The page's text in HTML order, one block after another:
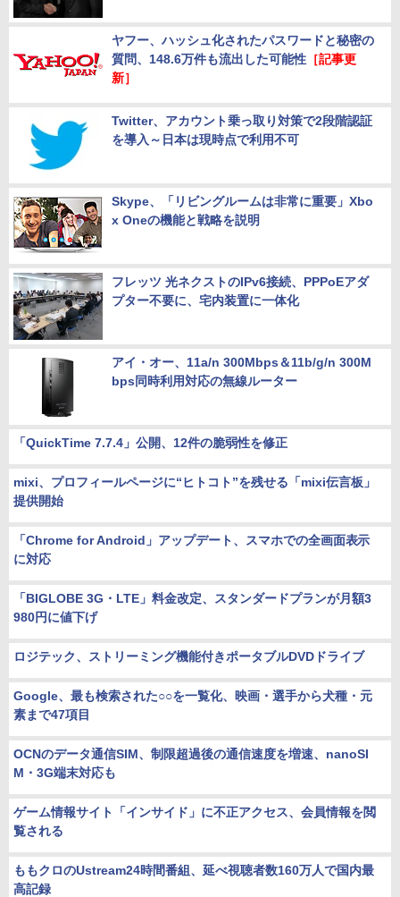
ヤフー、ハッシュ化されたパスワードと秘密の
質問、148.6万件も流出した可能性［記事更
新］
Twitter、アカウント乗っ取り対策で2段階認証
を導入～日本は現時点で利用不可
Skype、「リビングルームは非常に重要」Xbo
x Oneの機能と戦略を説明
フレッツ 光ネクストのIPv6接続、PPPoEアダ
プター不要に、宅内装置に一体化
アイ・オー、11a/n 300Mbps＆11b/g/n 300M
bps同時利用対応の無線ルーター
「QuickTime 7.7.4」公開、12件の脆弱性を修正
mixi、プロフィールページに“ヒトコト”を残せる「mixi伝言板」
提供開始
「Chrome for Android」アップデート、スマホでの全画面表示
に対応
「BIGLOBE 3G・LTE」料金改定、スタンダードプランが月額3
980円に値下げ
ロジテック、ストリーミング機能付きポータブルDVDドライブ
Google、最も検索された○○を一覧化、映画・選手から犬種・元
素まで47項目
OCNのデータ通信SIM、制限超過後の通信速度を増速、nanoSI
M・3G端末対応も
ゲーム情報サイト「インサイド」に不正アクセス、会員情報を閲
覧される
ももクロのUstream24時間番組、延べ視聴者数160万人で国内最
高記録